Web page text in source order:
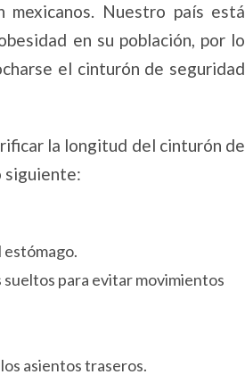
mexicanos. Nuestro país está
en su población, por lo
el cinturón de seguridad
la longitud del cinturón de
siguiente:
estómago.
sueltos para evitar movimientos
asientos traseros.